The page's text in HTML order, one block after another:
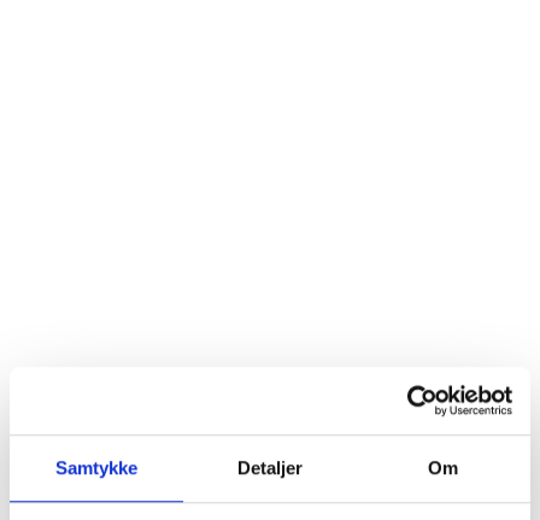
Samtykke Detaljer Om